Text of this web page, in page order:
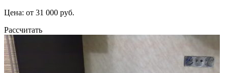
Цена: от 31 000 руб.
Рассчитать